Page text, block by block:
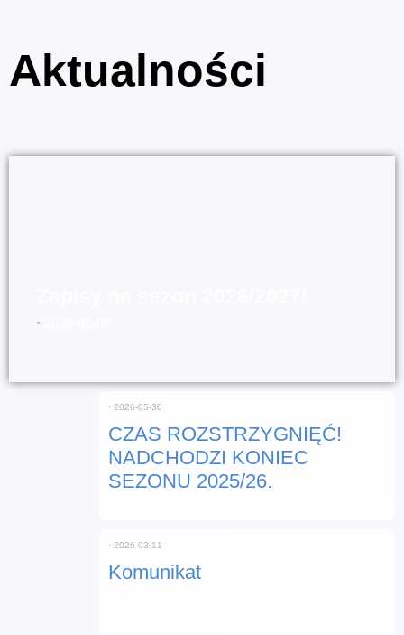
Aktualności
⋅
CZAS ROZSTRZYGNIĘĆ!
NADCHODZI KONIEC
SEZONU 2025/26.
⋅ 2026-05-30
Komunikat
⋅ 2026-03-11